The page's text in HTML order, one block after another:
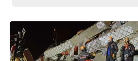
طبيعة
اقتصاد